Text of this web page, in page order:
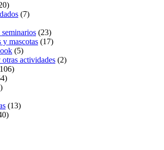
(7)
(23)
y mascotas (17)
(5)
actividades (2)
(13)